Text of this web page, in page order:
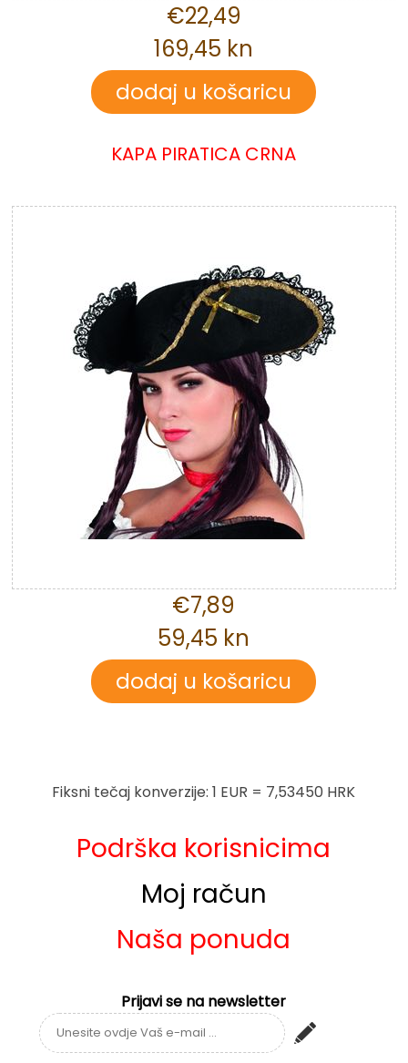
€22,49
169,45 kn
KAPA PIRATICA CRNA
€7,89
59,45 kn
Fiksni tečaj konverzije: 1 EUR = 7,53450 HRK
Podrška korisnicima
Moj račun
Naša ponuda
Prijavi se na newsletter